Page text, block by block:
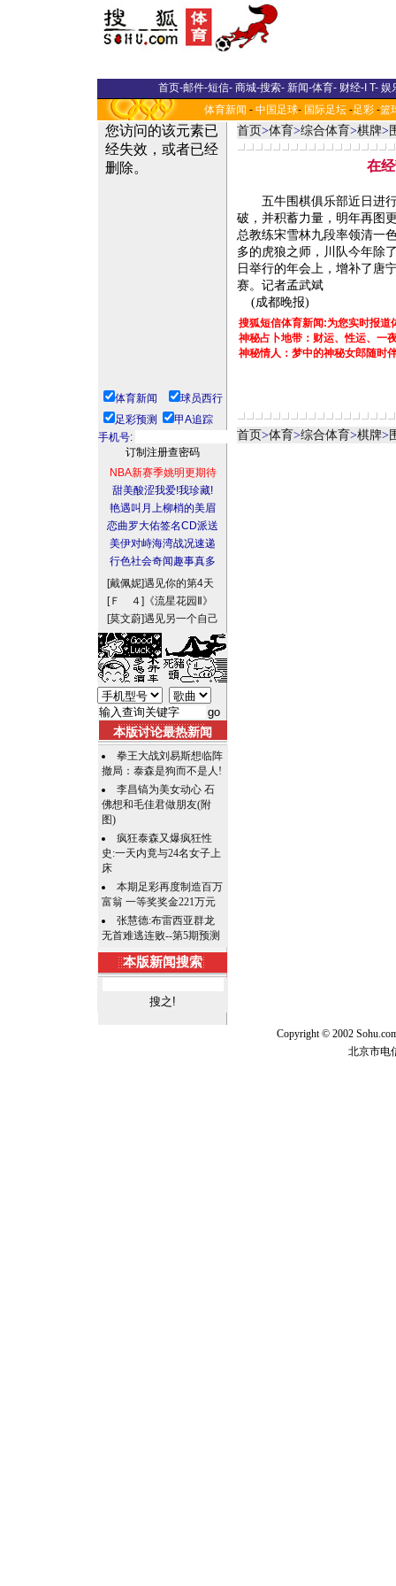
首页-邮件-短信- 商城-搜索- 新闻-体育- 财经-I T- 娱
体育新闻 - 中国足球- 国际足坛 -足彩 -篮
体育新闻
球员西行
足彩预测
甲A追踪
手机号:
NBA新赛季姚明更期待
甜美酸涩我爱!我珍藏!
艳遇叫月上柳梢的美眉
恋曲罗大佑签名CD派送
美伊对峙海湾战况速递
行色社会奇闻趣事真多
[戴佩妮]遇见你的第4天
[Ｆ ４] 《流星花园Ⅱ》
[莫文蔚]遇见另一个自己
本版讨论最热新闻
拳王大战刘易斯想临阵
撤局：泰森是狗而不是人!
李昌镐为美女动心 石
佛想和毛佳君做朋友(附
图)
疯狂泰森又爆疯狂性
史:一天内竟与24名女子上
床
本期足彩再度制造百万
富翁 一等奖奖金221万元
张慧德:布雷西亚群龙
无首难逃连败--第5期预测
本版新闻搜索
首页>体育>综合体育>棋牌>
在
五牛围棋俱乐部近日进行
破，并积蓄力量，明年再图
总教练宋雪林九段率领清一
多的虎狼之师，川队今年除
日举行的年会上，增补了唐
赛。记者孟武斌
(成都晚报)
搜狐短信体育新闻:为您实时报道
神秘占卜地带：财运、性运、一
神秘情人：梦中的神秘女郎随时
首页>体育>综合体育>棋牌>
Copyright © 2002
北京市电